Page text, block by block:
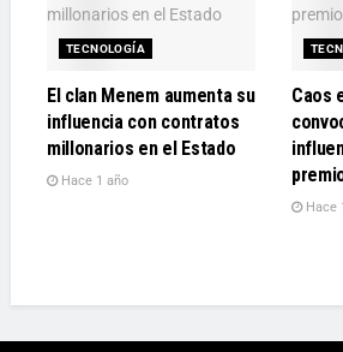
TECNOLOGÍA
El clan Menem aumenta su
influencia con contratos
millonarios en el Estado
Hace 1 año
Caos
Hace